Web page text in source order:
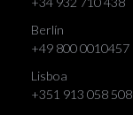
Berlín
+49 800 0010457
Lisboa
+351 913 058 508